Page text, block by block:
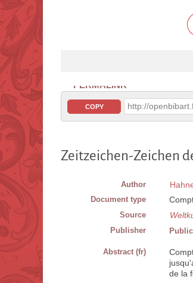
PERMALINK
COPY http://
Zeitzeichen-Zeichen
Author
Document type
Source
Publisher
Abstract (fr)
de la